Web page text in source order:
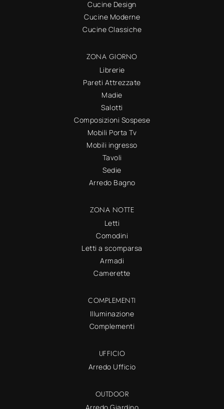
Cucine Design
Cucine Moderne
Cucine Classiche
ZONA GIORNO
Librerie
Pareti Attrezzate
Madie
Salotti
Composizioni Sospese
Mobili Porta Tv
Mobili ingresso
Tavoli
Sedie
Arredo Bagno
ZONA NOTTE
Letti
Comodini
Letti a scomparsa
Armadi
Camerette
COMPLEMENTI
Illuminazione
Complementi
UFFICIO
Arredo Ufficio
OUTDOOR